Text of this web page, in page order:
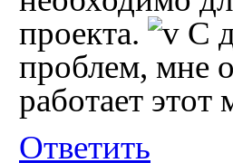
проекта.
С
проблем, мне
работает этот
Ответить